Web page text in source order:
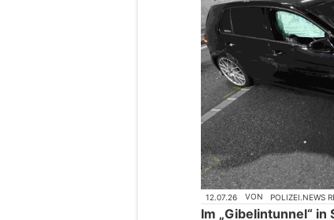
12.07.26 VON POLIZEI.NEWS
Im „Gibelintunnel“